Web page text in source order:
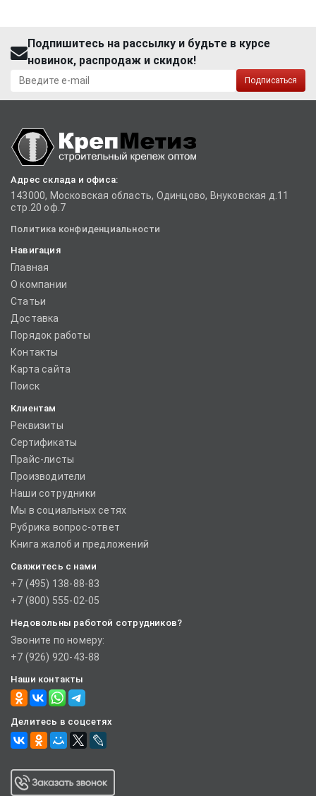
Подпишитесь на рассылку и будьте в курсе
новинок, распродаж и скидок!
Подписаться
Адрес склада и офиса:
143000, Московская область, Одинцово, Внуковская д.11
стр.20 оф.7
Политика конфиденциальности
Навигация
Главная
О компании
Статьи
Доставка
Порядок работы
Контакты
Карта сайта
Поиск
Клиентам
Реквизиты
Сертификаты
Прайс-листы
Производители
Наши сотрудники
Мы в социальных сетях
Рубрика вопрос-ответ
Книга жалоб и предложений
Свяжитесь с нами
+7 (495) 138-88-83
+7 (800) 555-02-05
Недовольны работой сотрудников?
Звоните по номеру:
+7 (926) 920-43-88
Наши контакты
Делитесь в соцсетях